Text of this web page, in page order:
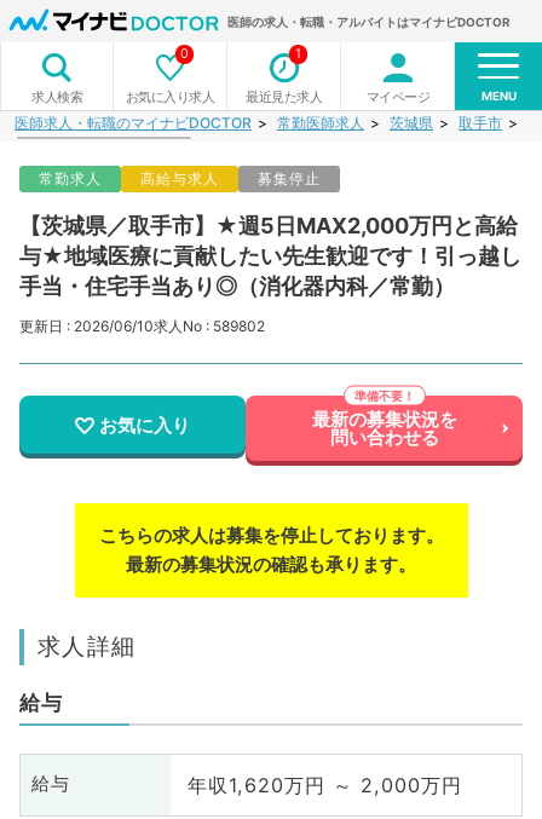
医師の求人・転職・アルバイトはマイナビDOCTOR
求人検索 お気に入り求人
0
最近見た求人
1
マイページ MENU
医師求人・転職のマイナビDOCTOR 常勤医師求人 茨城県 取手市
常勤求人 高給与求人 募集停止
【茨城県／取手市】★週5日MAX2,000万円と高給
与★地域医療に貢献したい先生歓迎です！引っ越し
手当・住宅手当あり◎（消化器内科／常勤）
更新日 : 2026/06/10求人No : 589802
お気に入り 最新の募集状況を
問い合わせる
こちらの求人は募集を停止しております。
最新の募集状況の確認も承ります。
求人詳細
給与
給与 年収1,620万円 ～ 2,000万円